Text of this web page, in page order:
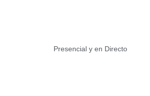
Presencial y en Directo